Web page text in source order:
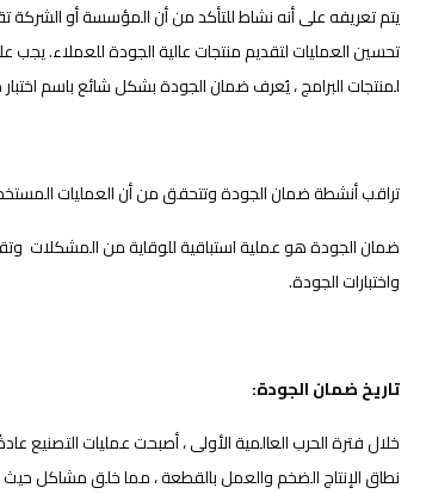
يتم تعريفه على أنه نشاط للتأكد من أن المؤسسة أو
تحسين العمليات لتقديم منتجات عالية الجودة للعملاء. يجب
لمنتجات البرامج ، يُعرف ضمان الجودة بشكل شائع باسم
تراقب أنشطة ضمان الجودة وتتحقق من أن العمليات
ضمان الجودة هو عملية استباقية للوقاية من المشكلات
واختبارات الجودة.
تاريخ ضمان الجودة:
خلال فترة الحرب العالمية الأولى ، أصبحت عمليات التصنيع
نطاق الإنتاج الضخم والعمل بالقطعة ، مما خلق مشاكل